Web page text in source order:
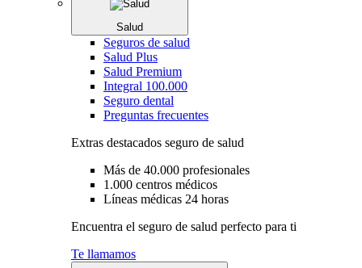
Salud
Seguros de salud
Salud Plus
Salud Premium
Integral 100.000
Seguro dental
Preguntas frecuentes
Extras destacados seguro de salud
Más de 40.000 profesionales
1.000 centros médicos
Líneas médicas 24 horas
Encuentra el seguro de salud perfecto para ti
Te llamamos